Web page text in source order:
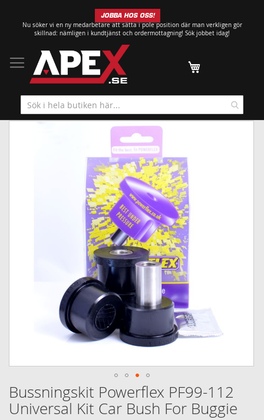
till
innehållet
JOBBA HOS OSS!
Nu söker vi en ny medarbetare att sätta i pole position där man verkligen gör
skillnad: nämligen i kundtjänst och ordermottagning! Sök jobbet idag!
Min kundvagn
Bussningskit Powerflex PF99-112
Universal Kit Car Bush For Buggie
Hoppa
till
början